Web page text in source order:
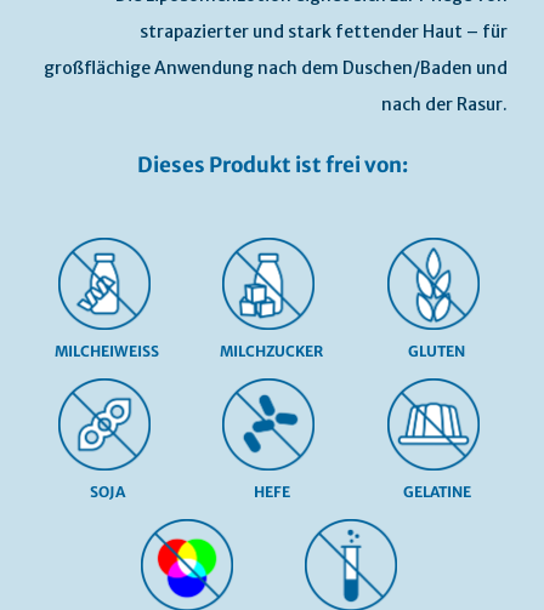
strapazierter und stark fettender Haut – für
großflächige Anwendung nach dem Duschen/Baden und
nach der Rasur.
Dieses Produkt ist frei von:
MILCHEIWEISS MILCHZUCKER GLUTEN
SOJA HEFE GELATINE